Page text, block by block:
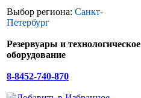
Выбор региона: Санкт-
Петербург
Резервуары и технологическое
оборудование
8-8452-740-870